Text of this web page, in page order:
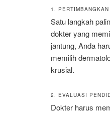
1.
Satu langkah
dokter yang
jantung, Anda
memilih
krusial.
2. EVALUASI
Dokter harus